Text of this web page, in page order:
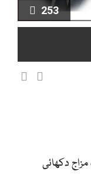
253
دکھائی